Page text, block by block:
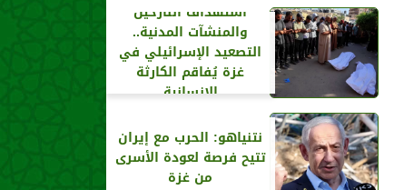
استهداف النازحين
والمنشآت المدنية..
التصعيد الإسرائيلي في
غزة يُفاقم الكارثة
الإنسانية
نتنياهو: الحرب مع إيران
تتيح فرصة لعودة الأسرى
من غزة